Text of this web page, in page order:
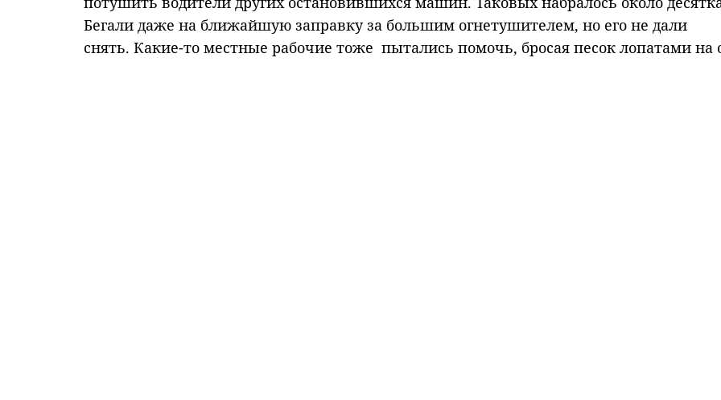
Бегали даже на ближайшую заправку за большим огнетушителем, но его не дали
снять. Какие-то местные рабочие тоже пытались помочь, бросая песок лопатами на